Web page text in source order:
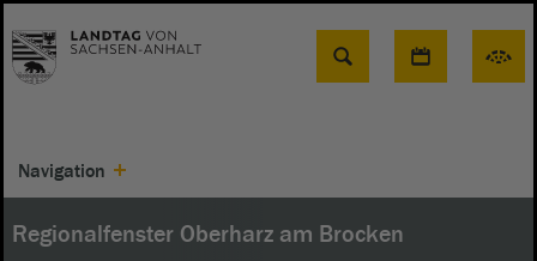
Suche
Navigation
Regionalfenster Oberharz am Brocken